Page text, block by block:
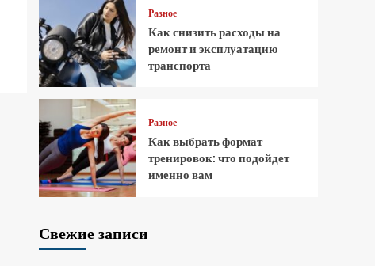
Разное
Как снизить расходы на
ремонт и эксплуатацию
транспорта
Разное
Как выбрать формат
тренировок: что подойдет
именно вам
Свежие записи